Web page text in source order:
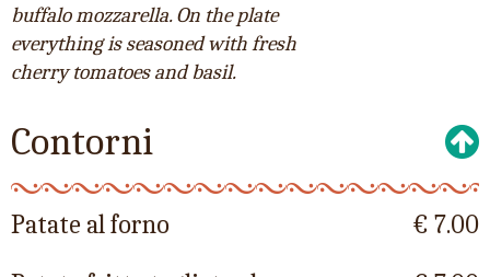
buffalo mozzarella. On the plate
everything is seasoned with fresh
cherry tomatoes and basil.
Contorni
Patate al forno
€ 7.00